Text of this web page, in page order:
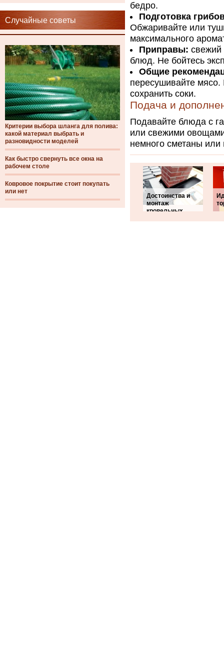
Случайные советы
Критерии выбора шланга для полива:
какой материал выбрать и
разновидности моделей
Как быстро свернуть все окна на
рабочем столе
Ковровое покрытие стоит покупать
или нет
бедро.
Подготовка
Обжаривайте или
максимального
Приправы: свежий
блюд. Не бойтесь
Общие
пересушивайте
сохранить соки.
Подача и
Подавайте блюда с
или свежими
немного сметаны или
Достоинства и
монтаж
кровельных